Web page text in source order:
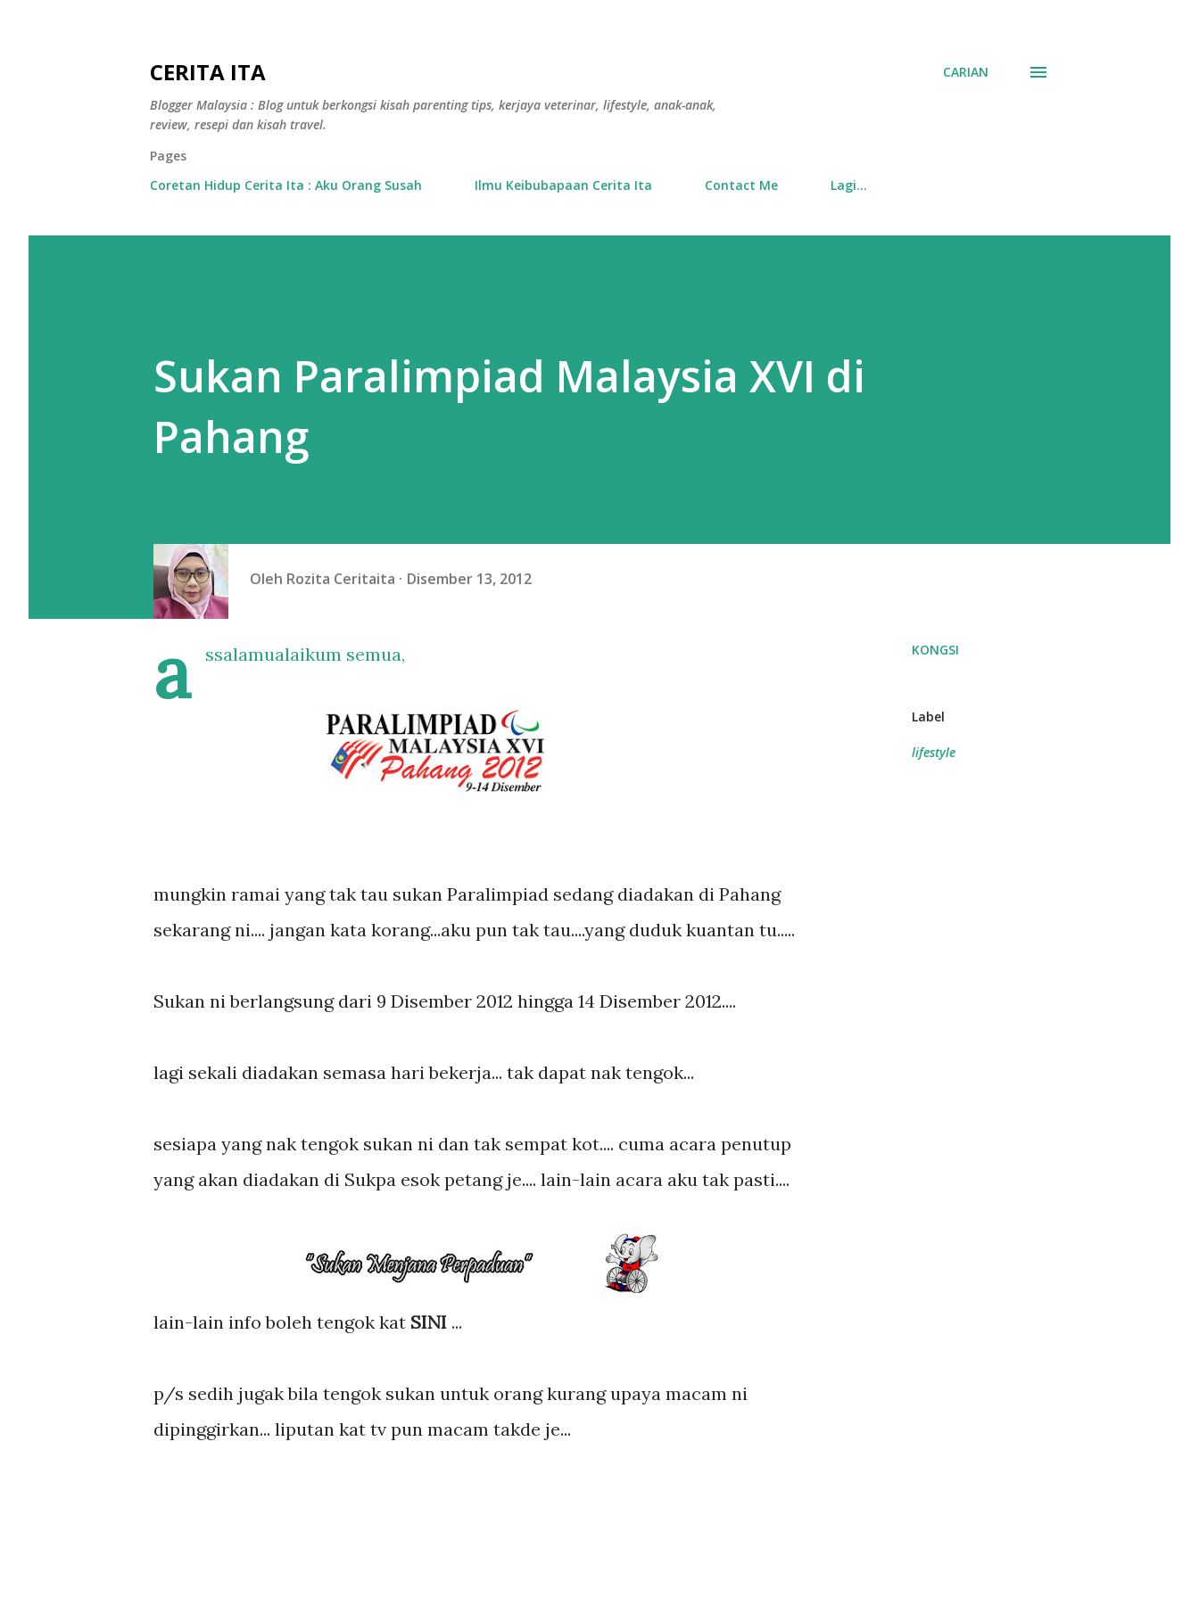
CERITA ITA
Blogger Malaysia : Blog untuk berkongsi kisah parenting tips, kerjaya veterinar, lifestyle, anak-anak,
review, resepi dan kisah travel.
CARIAN
Pages
Coretan Hidup Cerita Ita : Aku Orang Susah
Ilmu Keibubapaan Cerita Ita Contact Me Lagi…
Sukan Paralimpiad Malaysia XVI di
Pahang
Oleh Rozita Ceritaita Disember 13, 2012
a ssalamualaikum semua,
mungkin ramai yang tak tau sukan Paralimpiad sedang diadakan di Pahang
sekarang ni.... jangan kata korang...aku pun tak tau....yang duduk kuantan tu.....
Sukan ni berlangsung dari 9 Disember 2012 hingga 14 Disember 2012....
lagi sekali diadakan semasa hari bekerja... tak dapat nak tengok...
sesiapa yang nak tengok sukan ni dan tak sempat kot.... cuma acara penutup
yang akan diadakan di Sukpa esok petang je.... lain-lain acara aku tak pasti....
lain-lain info boleh tengok kat SINI ...
p/s sedih jugak bila tengok sukan untuk orang kurang upaya macam ni
dipinggirkan... liputan kat tv pun macam takde je...
KONGSI
Label
lifestyle